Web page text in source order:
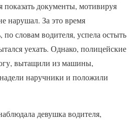
показать документы, мотивируя
нарушал. За это время
словам водителя, успела остыть
уехать. Однако, полицейские
вытащили из машины,
наручники и положили
девушка водителя,